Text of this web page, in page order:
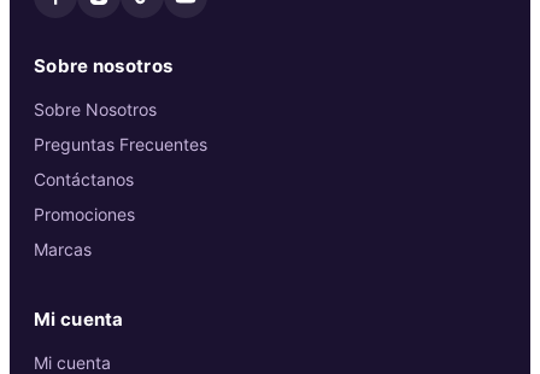
Sobre nosotros
Sobre Nosotros
Preguntas Frecuentes
Contáctanos
Promociones
Marcas
Mi cuenta
Mi cuenta